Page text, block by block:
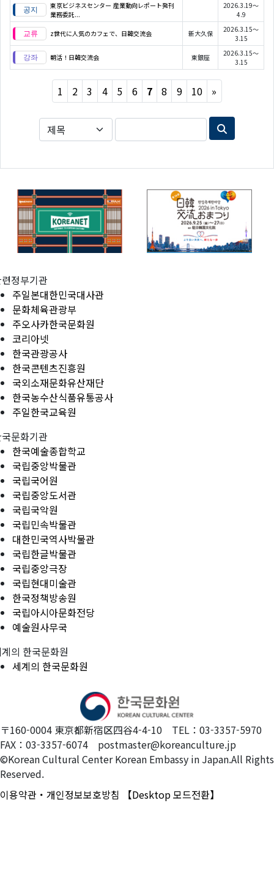
東京ビジネスセンター 産業動向レポート発刊
業務委託...
2026.3.19～
4.9
z世代に人気のカフェで、日韓交流会 新大久保
2026.3.15～
3.15
朝活！日韓交流会 東銀座
2026.3.15～
3.15
1 2 3 4 5 6 7 8 9 10 »
정부기관
주일본대한민국대사관
문화체육관광부
주오사카한국문화원
코리아넷
한국관광공사
한국콘텐츠진흥원
국외소재문화유산재단
한국농수산식품유통공사
주일한국교육원
문화기관
한국예술종합학교
국립중앙박물관
국립국어원
국립중앙도서관
국립국악원
국립민속박물관
대한민국역사박물관
국립한글박물관
국립중앙극장
국립현대미술관
한국정책방송원
국립아시아문화전당
예술원사무국
의 한국문화원
세계의 한국문화원
〒160-0004 東京都新宿区四谷4-4-10 TEL：03-3357-5970
FAX：03-3357-6074 postmaster@koreanculture.jp
©Korean Cultural Center Korean Embassy in Japan.All Rights
Reserved.
이용약관・개인정보보호방침
【Desktop 모드전환】